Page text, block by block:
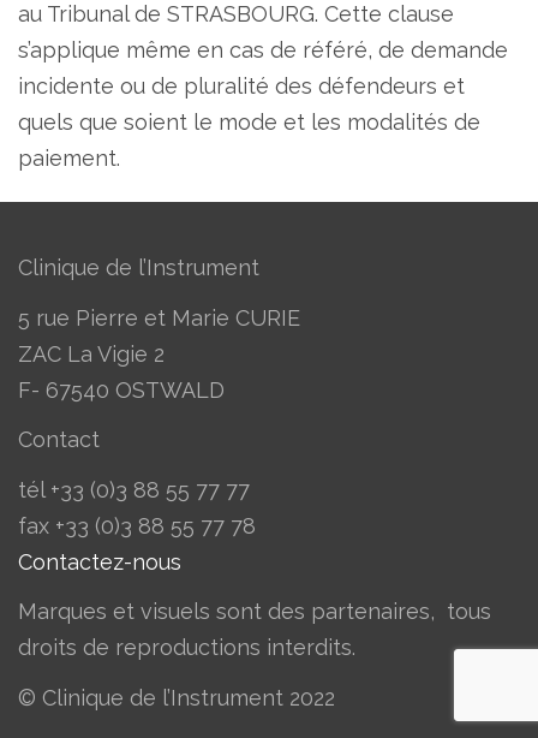
au Tribunal de STRASBOURG. Cette clause
s’applique même en cas de référé, de demande
incidente ou de pluralité des défendeurs et
quels que soient le mode et les modalités de
paiement.
Clinique de l’Instrument
5 rue Pierre et Marie CURIE
ZAC La Vigie 2
F- 67540 OSTWALD
Contact
tél +33 (0)3 88 55 77 77
​fax +33 (0)3 88 55 77 78
Contactez-nous
Marques et visuels sont des partenaires, tous
droits de reproductions interdits.
© Clinique de l’Instrument 2022